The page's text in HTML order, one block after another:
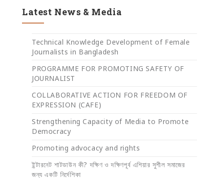
Latest News & Media
Technical Knowledge Development of Female
Journalists in Bangladesh
PROGRAMME FOR PROMOTING SAFETY OF
JOURNALIST
COLLABORATIVE ACTION FOR FREEDOM OF
EXPRESSION (CAFE)
Strengthening Capacity of Media to Promote
Democracy
Promoting advocacy and rights
ইন্টারনেট শাটডাউন কী? দক্ষিণ ও দক্ষিণপূর্ব এশিয়ার সুশীল সমাজের
জন্য একটি নির্দেশিকা